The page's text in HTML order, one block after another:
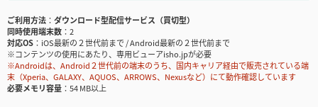
ご利用方法
ダウンロード型配信サービス（買切型）
同時使用端末数
2
対応OS
iOS最新の２世代前まで / Android最新の２世代前まで
※コンテンツの使用にあたり、専用ビューアisho.jpが必要
※Androidは、Android２世代前の端末のうち、国内キャリア経由で販売されている端
末（Xperia、GALAXY、AQUOS、ARROWS、Nexusなど）にて動作確認しています
必要メモリ容量
54 MB以上